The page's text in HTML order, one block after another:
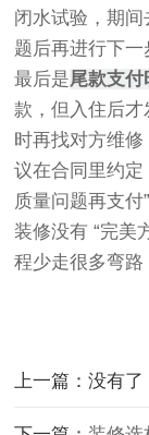
闭水试验，期
题后再进行下一
最后是尾款支付
款，但入住后
时再找对方维修
议在合同里约定
质量问题再支付
装修没有 “完美
程少走很多弯路
上一篇：没有了